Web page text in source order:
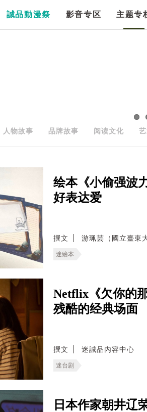
誠品動漫祭 影音专区 主题专
人物故事 品牌故事 阅读文化
绘本《小偷强波
好表达爱
撰文 游珮芸（國立臺東
迷繪本
Netflix《欠你的
残酷的经典场面
撰文 迷誠品內容中心
迷台剧
日本作家朝井辽